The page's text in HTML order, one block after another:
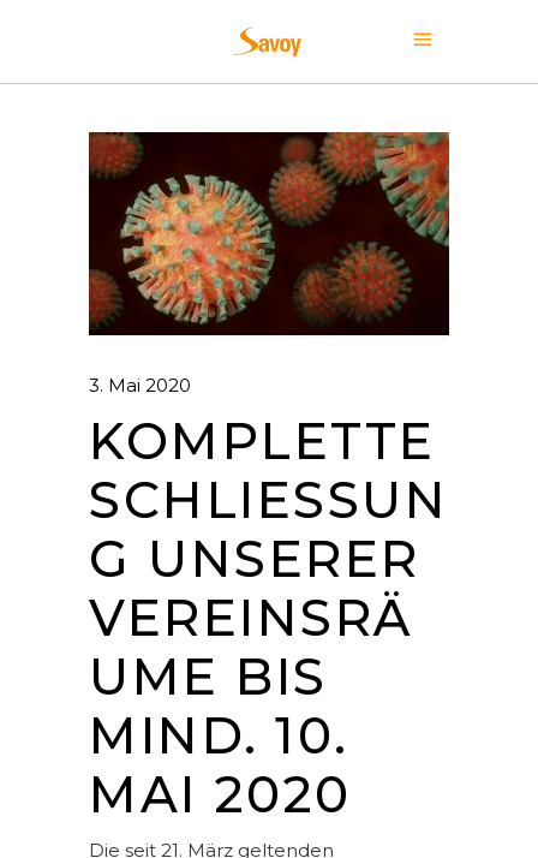
3. Mai 2020
KOMPLETTE
SCHLIESSUNG
UNSERER V
EREINSRÄU
ME BIS M
IND. 10. M
AI 2020
Die seit 21. März geltenden